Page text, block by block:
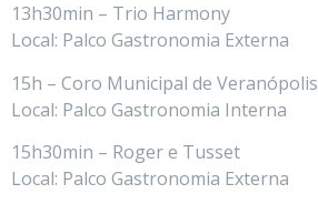
13h30min – Trio Harmony
Local: Palco Gastronomia Externa
15h – Coro Municipal de Veranópolis
Local: Palco Gastronomia Interna
15h30min – Roger e Tusset
Local: Palco Gastronomia Externa